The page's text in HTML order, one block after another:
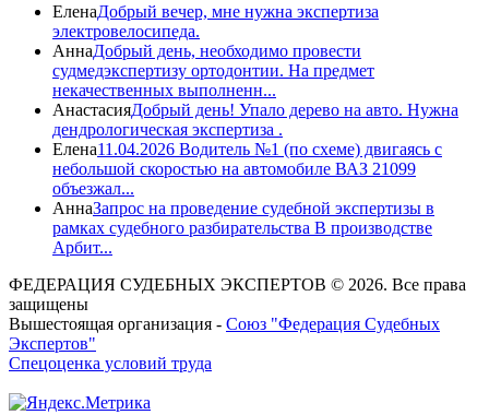
ЕленаДобрый вечер, мне нужна экспертиза
электровелосипеда.
АннаДобрый день, необходимо провести
судмедэкспертизу ортодонтии. На предмет
некачественных выполненн...
АнастасияДобрый день! Упало дерево на авто. Нужна
дендрологическая экспертиза .
Елена11.04.2026 Водитель №1 (по схеме) двигаясь с
небольшой скоростью на автомобиле ВАЗ 21099
объезжал...
АннаЗапрос на проведение судебной экспертизы в
рамках судебного разбирательства В производстве
Арбит...
ФЕДЕРАЦИЯ СУДЕБНЫХ ЭКСПЕРТОВ © 2026. Все права
защищены
Вышестоящая организация - Союз "Федерация Судебных
Экспертов"
Спецоценка условий труда